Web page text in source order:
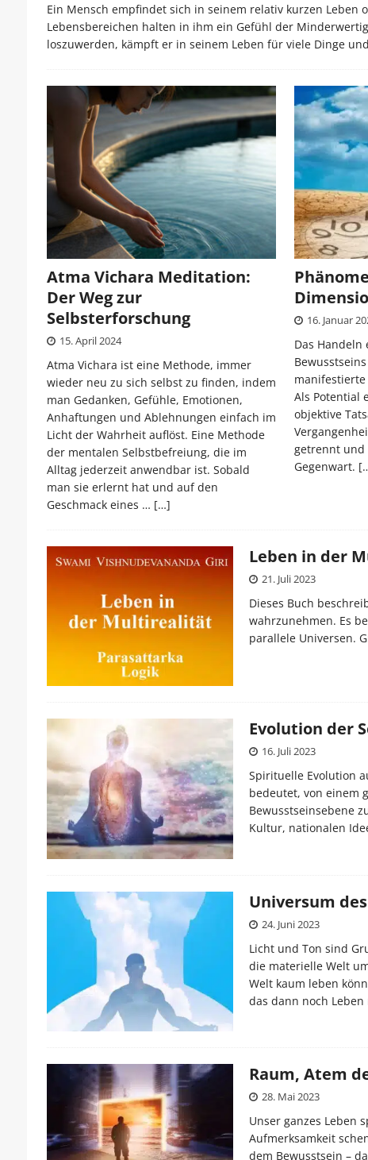
Ein Mensch empfindet sich in seinem relativ kurzen
Lebensbereichen halten in ihm ein Gefühl der
loszuwerden, kämpft er in seinem Leben für viele Dinge
Atma Vichara Meditation:
Der Weg zur
Selbsterforschung
15. April 2024
Atma Vichara ist eine Methode, immer
wieder neu zu sich selbst zu finden, indem
man Gedanken, Gefühle, Emotionen,
Anhaftungen und Ablehnungen einfach im
Licht der Wahrheit auflöst. Eine Methode
der mentalen Selbstbefreiung, die im
Alltag jederzeit anwendbar ist. Sobald
man sie erlernt hat und auf den
Geschmack eines … […]
16. Januar
Das Handeln
Als Potential
objektive
getrennt und
Gegenwart.
Leben in der
21. Juli 2023
Dieses Buch
wahrzunehmen. Es
parallele Universen.
Evolution der
16. Juli 2023
Spirituelle Evolution
bedeutet, von einem
Bewusstseinsebene
Kultur, nationalen
Universum
24. Juni 2023
Licht und Ton sind
die materielle Welt
Welt kaum leben
das dann noch Leben
Raum, Atem
28. Mai 2023
Unser ganzes Leben
Aufmerksamkeit
dem Bewusstsein –